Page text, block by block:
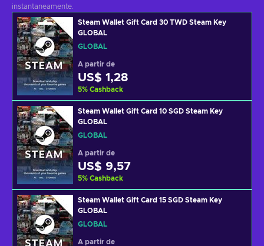
instantaneamente.
Steam Wallet Gift Card 30 TWD Steam Key
GLOBAL
GLOBAL
A partir de
US$ 1,28
5% Cashback
Steam Wallet Gift Card 10 SGD Steam Key
GLOBAL
GLOBAL
A partir de
US$ 9,57
5% Cashback
Steam Wallet Gift Card 15 SGD Steam Key
GLOBAL
GLOBAL
A partir de